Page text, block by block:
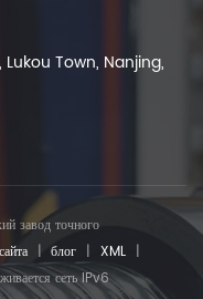
Town, Nanjing,
завод точного
| блог | XML |
сеть IPv6